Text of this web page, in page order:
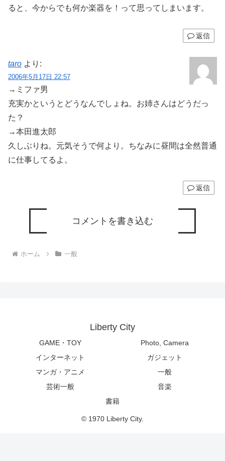
ると、今からでも何か楽器を！って思ってしまいます。
返信
taro より:
2006年5月17日 22:57
→ミファ男
充実かというとどうなんでしょね。お姉さんはどうだっ
た？
→本田進太郎
久しぶりね。元気そうで何より。ちなみに昼間は全然普通
に仕事してるよ。
返信
コメントを書き込む
ホーム 一般
Liberty City
GAME・TOY
Photo, Camera
インターネット
ガジェット
マンガ・アニメ
一般
芸術一般
音楽
書籍
© 1970 Liberty City.